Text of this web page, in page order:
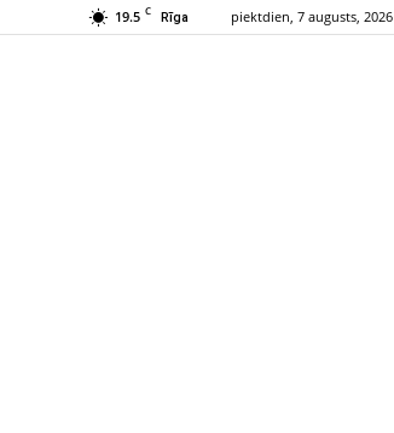
19.5 C Rīga piektdien, 7 augusts, 2026